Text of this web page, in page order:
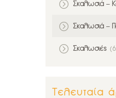
Σκαλωσιά –
Σκαλωσιά –
Σκαλωσιές
Τελευταία